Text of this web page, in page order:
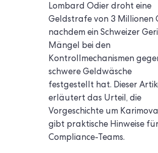
Lombard Odier droht eine
Geldstrafe von 3 Millionen
nachdem ein Schweizer
Mängel bei den
Kontrollmechanismen
schwere Geldwäsche
festgestellt hat. Dieser
erläutert das Urteil, die
Vorgeschichte um
gibt praktische Hinweise
Compliance-Teams.